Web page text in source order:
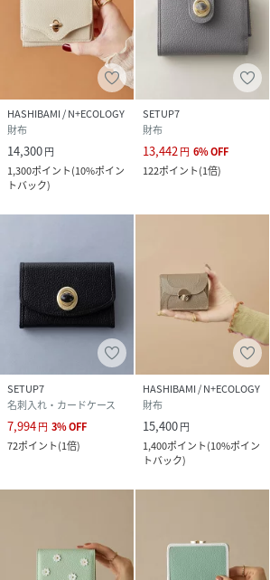
気や実行力を与えてくれる石
●オパール風ガラス(人工ガラス)
●ゼブラジャスパー→心理的抑圧を解消し
出す石
●ダルメシアンジャスパー→自分自身を見
え、夢や目標へと誘う石
●サーペンティン→危険から身を守り、
●カーネリアン→積極性を高め、未来を創
●フォスフォシデライト→マイナスな思
し、人間関係を円滑にする石
●グレーオニキス→潜在能力や知性を高め
を掴む石
●ラピスラズリ→邪念を払いのける、幸
●スモーキークォーツ→マイナスエネル
HASHIBAMI / N+ECOLOGY
財布
14,300円
1,300ポイント(10%ポイン
トバック)
SETUP7
財布
13,442 円 6%OFF
122ポイント(1倍)
SETUP7
名刺入れ・カードケース
7,994円 3%OFF
72ポイント(1倍)
HASHIBAMI / N+ECOLOGY
財布
15,400円
1,400ポイント(10%ポイン
トバック)